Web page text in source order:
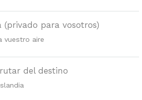
(privado para vosotros)
vuestro aire
del destino